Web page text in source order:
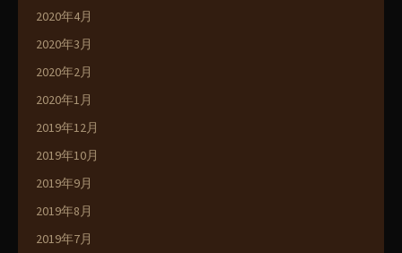
2020年4月
2020年3月
2020年2月
2020年1月
2019年12月
2019年10月
2019年9月
2019年8月
2019年7月